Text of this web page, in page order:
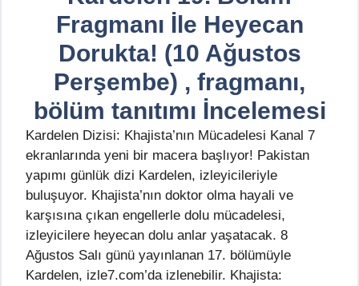
Fragmanı İle Heyecan
Dorukta! (10 Ağustos
Perşembe) , fragmanı,
bölüm tanıtımı İncelemesi
Kardelen Dizisi: Khajista’nın Mücadelesi Kanal 7
ekranlarında yeni bir macera başlıyor! Pakistan
yapımı günlük dizi Kardelen, izleyicileriyle
buluşuyor. Khajista’nın doktor olma hayali ve
karşısına çıkan engellerle dolu mücadelesi,
izleyicilere heyecan dolu anlar yaşatacak. 8
Ağustos Salı günü yayınlanan 17. bölümüyle
Kardelen, izle7.com’da izlenebilir. Khajista: